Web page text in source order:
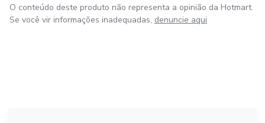
O conteúdo deste produto não representa a opinião da Hotmart.
Se você vir informações inadequadas, denuncie aqui